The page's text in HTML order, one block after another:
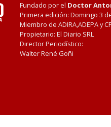
Fundado por el Doctor
Primera edición: Domingo 3
Miembro de ADIRA,ADEPA y
Propietario: El Diario SRL
Director Periodístico:
Walter René Goñi